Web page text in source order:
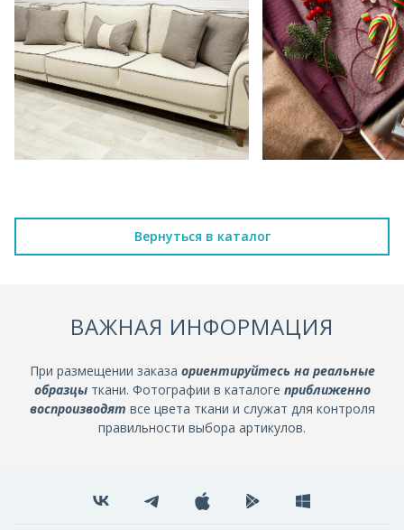
Вернуться в каталог
ВАЖНАЯ ИНФОРМАЦИЯ
При размещении заказа ориентируйтесь на реальные
образцыткани. Фотографии в каталоге приближенно
воспроизводят все цвета ткани и служат для контроля
правильности выбора артикулов.